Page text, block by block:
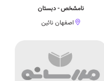
نامشخص - دبستان
اصفهان نائین